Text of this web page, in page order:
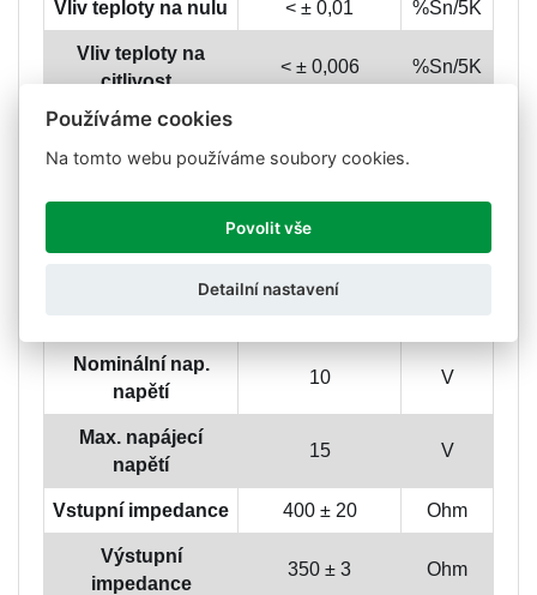
Vliv teploty na nulu < ± 0,01 %Sn/5K
Vliv teploty na
citlivost
< ± 0,006 %Sn/5K
Chyba tečení
(30min)
Kompenzované
Nominální nap.
napětí
10 V
Max. napájecí
napětí
15 V
Vstupní impedance 400 ± 20 Ohm
Výstupní
impedance
350 ± 3 Ohm
Používáme cookies
Na tomto webu používáme soubory cookies.
Povolit vše
Detailní nastavení